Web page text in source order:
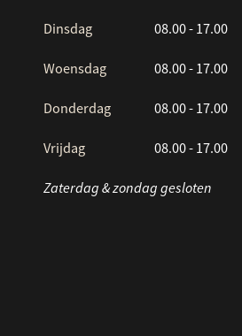
Dinsdag 08.00 - 17.00
Woensdag 08.00 - 17.00
Donderdag 08.00 - 17.00
Vrijdag 08.00 - 17.00
Zaterdag & zondag gesloten